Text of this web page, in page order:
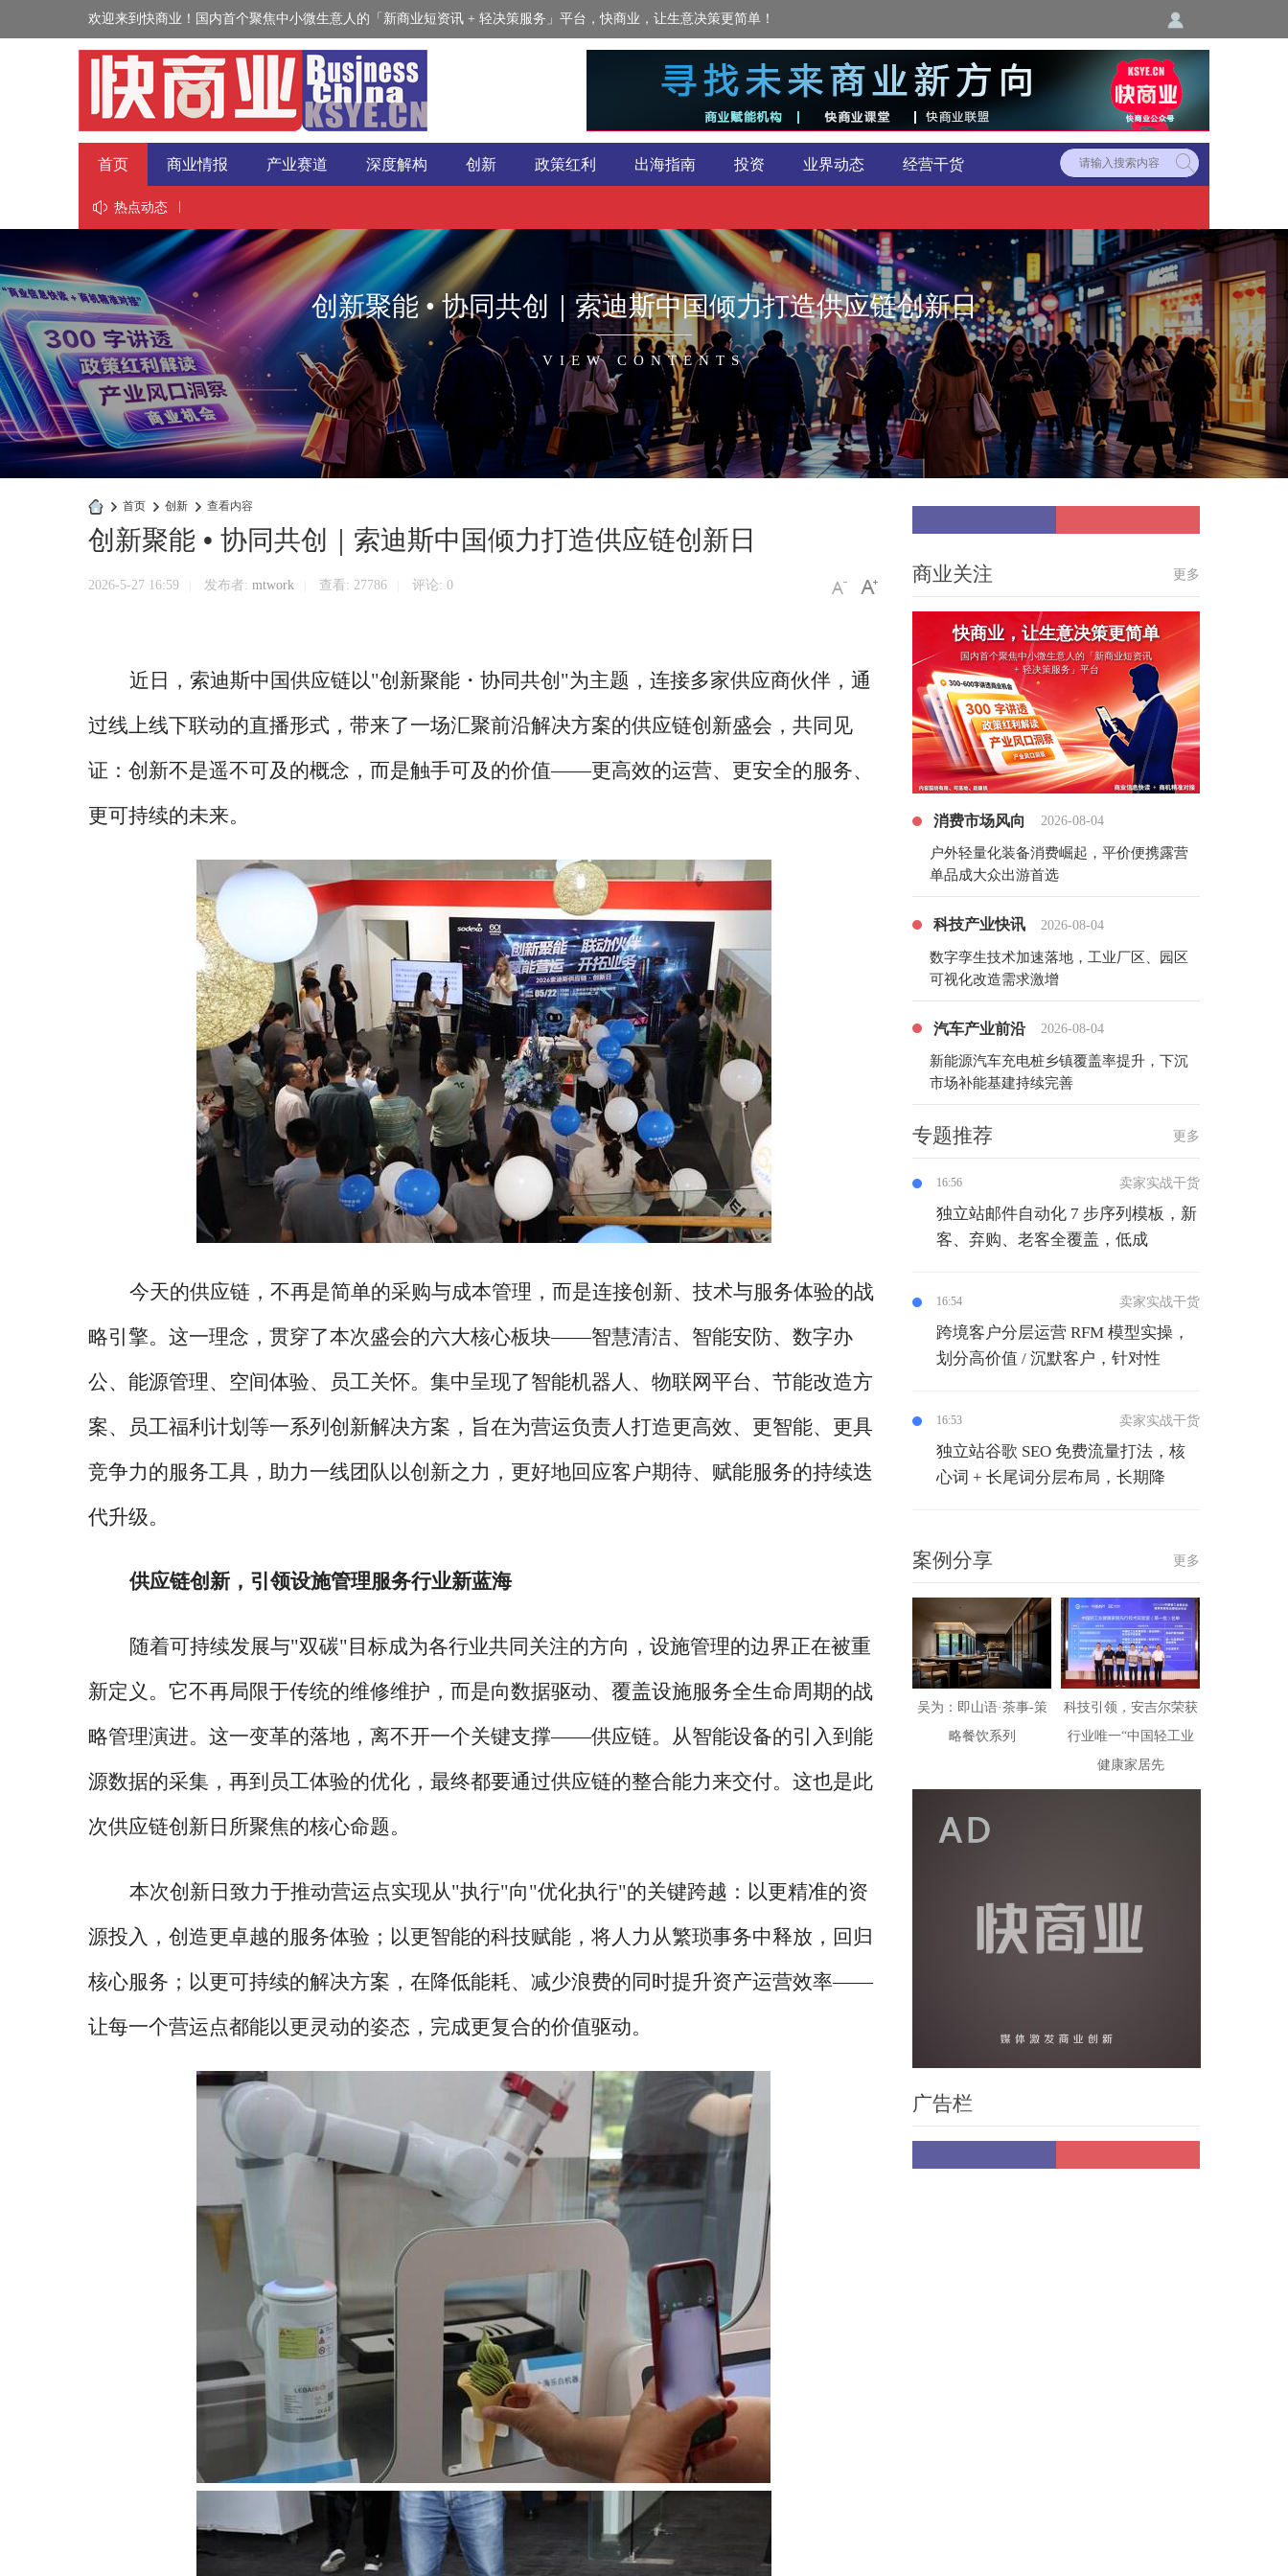
欢迎来到快商业！国内首个聚焦中小微生意人的「新商业短资讯 + 轻决策服务」平台，快商业，让生意决策更简单！
首页 商业情报 产业赛道 深度解构 创新 政策红利 出海指南 投资 业界动态 经营干货
视野热点动态
创新聚能 • 协同共创｜索迪斯中国倾力打造供应链创新日
VIEW CONTENTS
快
业
› 首页 › 创新 › 查看内容
创新聚能 • 协同共创｜索迪斯中国倾力打造供应链创新日
2026-5-27 16:59 发布者: mtwork 查看: 27786 评论: 0
近日，索迪斯中国供应链以"创新聚能・协同共创"为主题，连接多家供应商伙伴，通
过线上线下联动的直播形式，带来了一场汇聚前沿解决方案的供应链创新盛会，共同见
证：创新不是遥不可及的概念，而是触手可及的价值——更高效的运营、更安全的服务、
更可持续的未来。
今天的供应链，不再是简单的采购与成本管理，而是连接创新、技术与服务体验的战
略引擎。这一理念，贯穿了本次盛会的六大核心板块——智慧清洁、智能安防、数字办
公、能源管理、空间体验、员工关怀。集中呈现了智能机器人、物联网平台、节能改造方
案、员工福利计划等一系列创新解决方案，旨在为营运负责人打造更高效、更智能、更具
竞争力的服务工具，助力一线团队以创新之力，更好地回应客户期待、赋能服务的持续迭
代升级。
供应链创新，引领设施管理服务行业新蓝海
随着可持续发展与"双碳"目标成为各行业共同关注的方向，设施管理的边界正在被重
新定义。它不再局限于传统的维修维护，而是向数据驱动、覆盖设施服务全生命周期的战
略管理演进。这一变革的落地，离不开一个关键支撑——供应链。从智能设备的引入到能
源数据的采集，再到员工体验的优化，最终都要通过供应链的整合能力来交付。这也是此
次供应链创新日所聚焦的核心命题。
本次创新日致力于推动营运点实现从"执行"向"优化执行"的关键跨越：以更精准的资
源投入，创造更卓越的服务体验；以更智能的科技赋能，将人力从繁琐事务中释放，回归
核心服务；以更可持续的解决方案，在降低能耗、减少浪费的同时提升资产运营效率——
让每一个营运点都能以更灵动的姿态，完成更复合的价值驱动。
商业关注 更多
快商业，让生意决策更简单
国内首个聚焦中小微生意人的「新商业短资讯
+ 轻决策服务」平台
消费市场风向 2026-08-04
户外轻量化装备消费崛起，平价便携露营
单品成大众出游首选
科技产业快讯 2026-08-04
数字孪生技术加速落地，工业厂区、园区
可视化改造需求激增
汽车产业前沿 2026-08-04
新能源汽车充电桩乡镇覆盖率提升，下沉
市场补能基建持续完善
专题推荐 更多
16:56 卖家实战干货
独立站邮件自动化 7 步序列模板，新
客、弃购、老客全覆盖，低成
16:54 卖家实战干货
跨境客户分层运营 RFM 模型实操，
划分高价值 / 沉默客户，针对性
16:53 卖家实战干货
独立站谷歌 SEO 免费流量打法，核
心词 + 长尾词分层布局，长期降
案例分享 更多
吴为：即山语·茶事-策
略餐饮系列
科技引领，安吉尔荣获
行业唯一“中国轻工业
健康家居先
广告栏